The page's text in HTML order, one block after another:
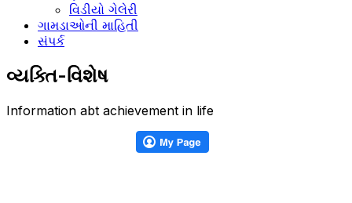
વિડીયો ગેલેરી
ગામડાઓની માહિતી
સંપર્ક
વ્યક્તિ-વિશેષ
Information abt achievement in life